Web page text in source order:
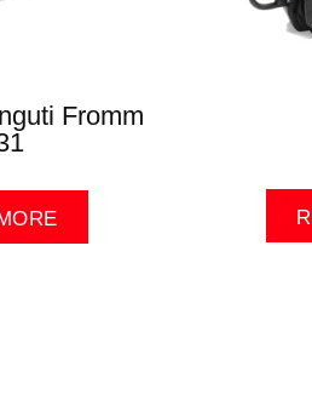
Fromm